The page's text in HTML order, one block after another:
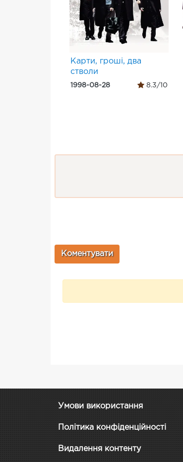
Карти, гроші, два
стволи
1998-08-28 8.3/10
Умови використання
Політика конфіденційності
Видалення контенту